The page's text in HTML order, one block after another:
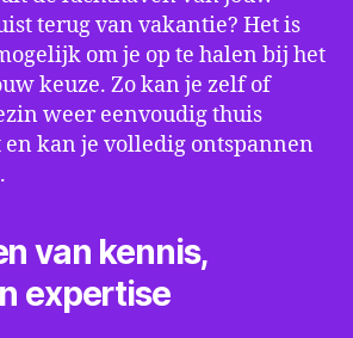
terug van vakantie? Het is
om je op te halen bij het
keuze. Zo kan je zelf of
weer eenvoudig thuis
kan je volledig ontspannen
van kennis,
expertise